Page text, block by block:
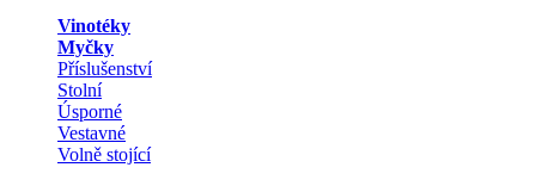
Vinotéky
Myčky
Příslušenství
Stolní
Úsporné
Vestavné
Volně stojící